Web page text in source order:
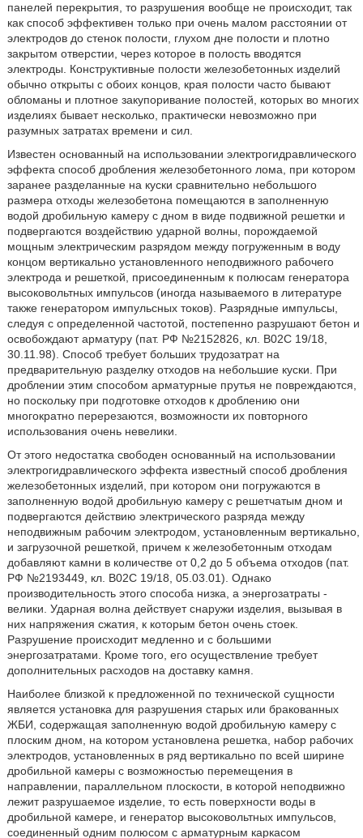
панелей перекрытия, то разрушения вообще не происходит, так
как способ эффективен только при очень малом расстоянии от
электродов до стенок полости, глухом дне полости и плотно
закрытом отверстии, через которое в полость вводятся
электроды. Конструктивные полости железобетонных изделий
обычно открыты с обоих концов, края полости часто бывают
обломаны и плотное закупоривание полостей, которых во многих
изделиях бывает несколько, практически невозможно при
разумных затратах времени и сил.
Известен основанный на использовании электрогидравлического
эффекта способ дробления железобетонного лома, при котором
заранее разделанные на куски сравнительно небольшого
размера отходы железобетона помещаются в заполненную
водой дробильную камеру с дном в виде подвижной решетки и
подвергаются воздействию ударной волны, порождаемой
мощным электрическим разрядом между погруженным в воду
концом вертикально установленного неподвижного рабочего
электрода и решеткой, присоединенным к полюсам генератора
высоковольтных импульсов (иногда называемого в литературе
также генератором импульсных токов). Разрядные импульсы,
следуя с определенной частотой, постепенно разрушают бетон и
освобождают арматуру (пат. РФ №2152826, кл. В02С 19/18,
30.11.98). Способ требует больших трудозатрат на
предварительную разделку отходов на небольшие куски. При
дроблении этим способом арматурные прутья не повреждаются,
но поскольку при подготовке отходов к дроблению они
многократно перерезаются, возможности их повторного
использования очень невелики.
От этого недостатка свободен основанный на использовании
электрогидравлического эффекта известный способ дробления
железобетонных изделий, при котором они погружаются в
заполненную водой дробильную камеру с решетчатым дном и
подвергаются действию электрического разряда между
неподвижным рабочим электродом, установленным вертикально,
и загрузочной решеткой, причем к железобетонным отходам
добавляют камни в количестве от 0,2 до 5 объема отходов (пат.
РФ №2193449, кл. В02С 19/18, 05.03.01). Однако
производительность этого способа низка, а энергозатраты -
велики. Ударная волна действует снаружи изделия, вызывая в
них напряжения сжатия, к которым бетон очень стоек.
Разрушение происходит медленно и с большими
энергозатратами. Кроме того, его осуществление требует
дополнительных расходов на доставку камня.
Наиболее близкой к предложенной по технической сущности
является установка для разрушения старых или бракованных
ЖБИ, содержащая заполненную водой дробильную камеру с
плоским дном, на котором установлена решетка, набор рабочих
электродов, установленных в ряд вертикально по всей ширине
дробильной камеры с возможностью перемещения в
направлении, параллельном плоскости, в которой неподвижно
лежит разрушаемое изделие, то есть поверхности воды в
дробильной камере, и генератор высоковольтных импульсов,
соединенный одним полюсом с арматурным каркасом